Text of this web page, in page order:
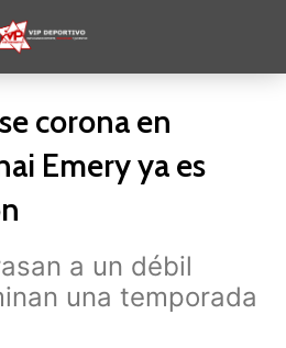
corona en
Emery ya es
a un débil
una temporada